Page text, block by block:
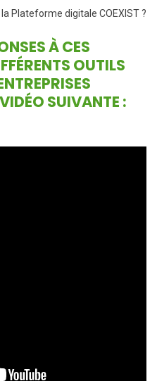
Plateforme digitale COEXIST ?
À CES
OUTILS
SUIVANTE :